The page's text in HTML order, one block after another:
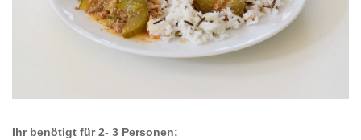
Ihr benötigt für 2- 3 Personen: